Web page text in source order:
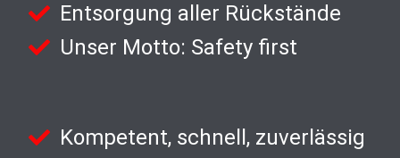
Entsorgung aller Rückstände
Unser Motto: Safety first
Kompetent, schnell, zuverlässig